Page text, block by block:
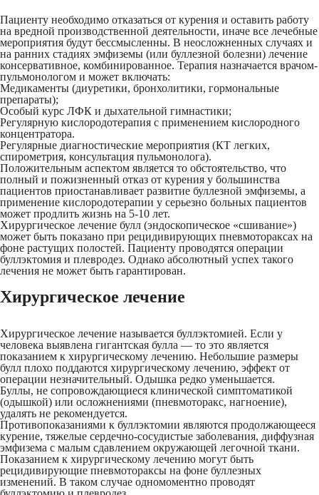
Пациенту необходимо отказаться от курения и оставить работу
на вредной производственной деятельности, иначе все лечебные
мероприятия будут бессмысленны. В неосложненных случаях и
на ранних стадиях эмфиземы (или буллезной болезни) лечение
консервативное, комбинированное. Терапия назначается врачом-
пульмонологом и может включать:
Медикаменты (диуретики, бронхолитики, гормональные
препараты);
Особый курс ЛФК и дыхательной гимнастики;
Регулярную кислородотерапия с применением кислородного
концентратора.
Регулярные диагностические мероприятия (КТ легких,
спирометрия, консультация пульмонолога).
Положительным аспектом является то обстоятельство, что
полный и пожизненный отказ от курения у большинства
пациентов приостанавливает развитие буллезной эмфиземы, а
применение кислородотерапии у серьезно больных пациентов
может продлить жизнь на 5-10 лет.
Хирургическое лечение булл (эндоскопическое «сшивание»)
может быть показано при рецидивирующих пневмотораксах на
фоне растущих полостей. Пациенту проводятся операции
буллэктомия и плевродез. Однако абсолютный успех такого
лечения не может быть гарантирован.
Хирургическое лечение
Хирургическое лечение называется буллэктомией. Если у
человека выявлена гигантская булла — то это является
показанием к хирургическому лечению. Небольшие размеры
булл плохо поддаются хирургическому лечению, эффект от
операции незначительный. Одышка редко уменьшается.
Буллы, не сопровождающиеся клинической симптоматикой
(одышкой) или осложнениями (пневмоторакс, нагноение),
удалять не рекомендуется.
Противопоказаниями к буллэктомии являются продолжающееся
курение, тяжелые сердечно-сосудистые заболевания, диффузная
эмфизема с малым сдавлением окружающей легочной ткани.
Показанием к хирургическому лечению могут быть
рецидивирующие пневмотораксы на фоне буллезных
изменений. В таком случае одномоментно проводят